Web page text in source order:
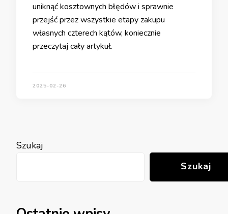
uniknąć kosztownych błędów i sprawnie
przejść przez wszystkie etapy zakupu
własnych czterech kątów, koniecznie
przeczytaj cały artykuł.
2025-02-26
Szukaj
Szukaj